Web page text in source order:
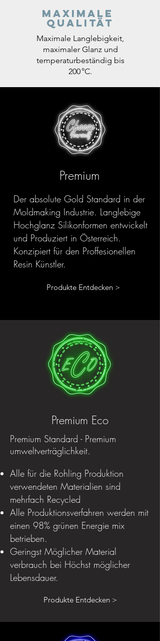
Maximale
Qualität
Maximale Langlebigkeit,
maximaler Glanz und
temperaturbeständig bis
200 °C.
Premium
Der absolute Gold Standard in der
Moldmaking Industrie. Langlebige
Hochglanz Silikonformen entwickelt
und Produziert in Österreich.
Konzipiert für den Proffesionellen
Resin Künstler.
Produkte Entdecken >
Premium Eco
Premium Standard - Premium
umweltverträglichkeit.
Alle für die Rohling Produktion
verwendeten Materialien sind
mehrfach Recycled
Alle Produktionsverfahren werden mit
einen 98% grünen Energie mix
betrieben.
Geringst Möglicher Material
verbrauch bei Höchst möglicher
Lebensdauer.
Produkte Entdecken >